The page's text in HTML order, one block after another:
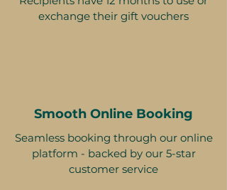
exchange their gift vouchers
Smooth Online Booking
Seamless booking through our online
platform - backed by our 5-star
customer service